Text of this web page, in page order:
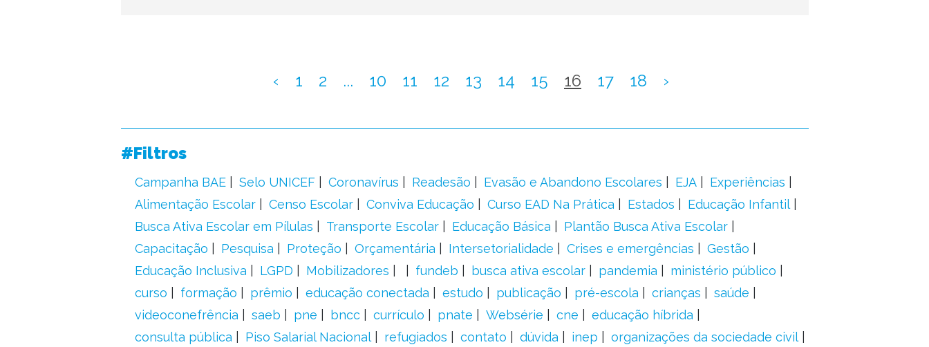
‹ 1 2 ... 10 11 12 13 14 15 16 17 18 ›
#Filtros
Campanha BAE Selo UNICEF Coronavírus Readesão Evasão e Abandono Escolares EJA
Experiências
Alimentação Escolar
Censo Escolar Conviva Educação Curso EAD Na Prática Estados
Educação Infantil
Busca Ativa Escolar em Pílulas
Transporte Escolar Educação Básica
Plantão Busca Ativa Escolar
Capacitação
Pesquisa Proteção Orçamentária Intersetorialidade Crises e emergências
Gestão
Educação Inclusiva
LGPD Mobilizadores fundeb busca ativa escolar pandemia
ministério público
curso
formação prêmio educação conectada estudo publicação pré-escola crianças
saúde
videoconefrência
saeb pne bncc currículo pnate Websérie cne
educação híbrida
consulta pública
Piso Salarial Nacional refugiados contato dúvida inep
organizações da sociedade civil